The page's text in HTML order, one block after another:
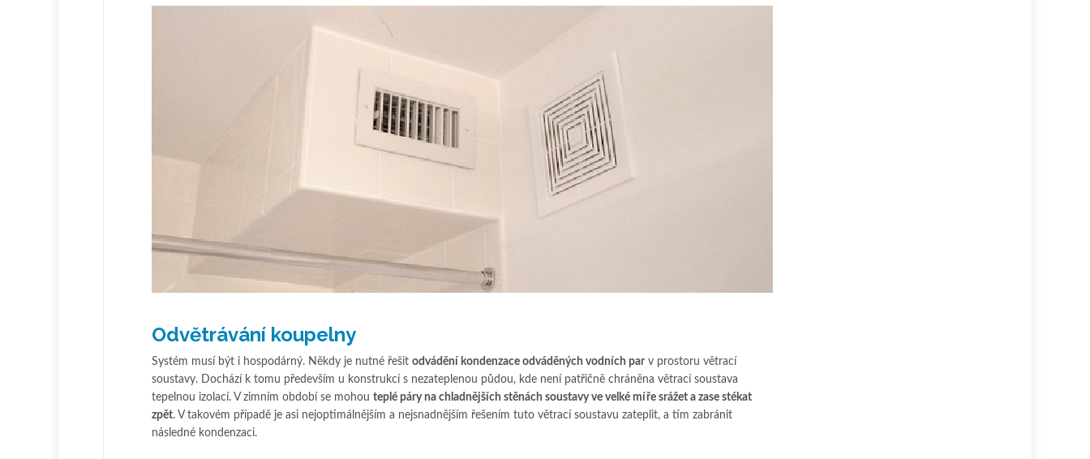
Odvětrávání koupelny
Systém musí být i hospodárný. Někdy je nutné řešit odvádění kondenzace odváděných vodních par v prostoru větrací
soustavy. Dochází k tomu především u konstrukcí s nezateplenou půdou, kde není patřičně chráněna větrací soustava
tepelnou izolací. V zimním období se mohou teplé páry na chladnějších stěnách soustavy ve velké míře srážet a zase stékat
zpět. V takovém případě je asi nejoptimálnějším a nejsnadnějším řešením tuto větrací soustavu zateplit, a tím zabránit
následné kondenzaci.